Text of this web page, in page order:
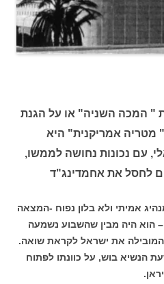
" המכה השניה" או על הגנת
אמריקנית" היא
עם נכונות נחושה לממשו,
לחסל את אחמדינג"ד
אמיתי ולא בלון נפוח -המצאה
הוא היה מבין שהשבוע נשמעה
את ישראל לקראת שואה.
הנשיא בוש, על כוונתו לפתוח